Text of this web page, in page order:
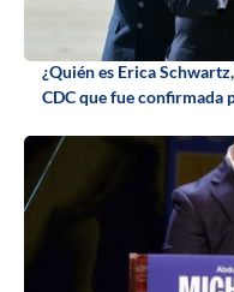
¿Quién es Erica
CDC que fue confirmada